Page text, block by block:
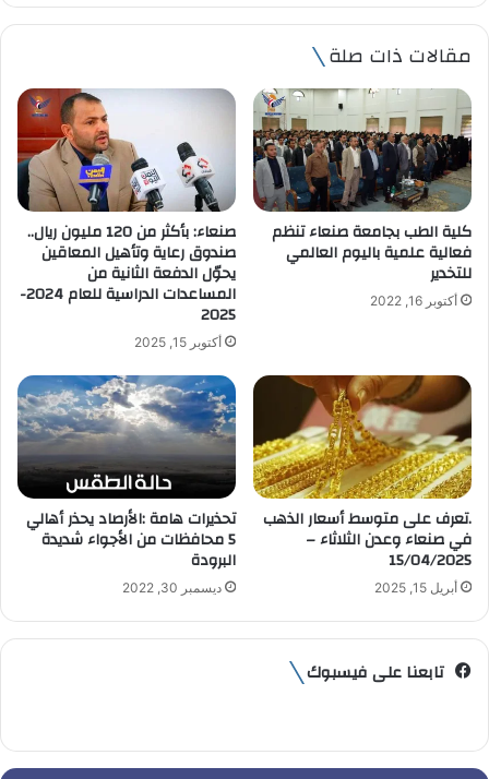
ر
د
ا
ل
إ
ل
ك
ر
و
ي
مقالات ذات صلة
كلية الطب بجامعة صنعاء تنظم
فعالية علمية باليوم العالمي
للتخدير
أكتوبر 16, 2022
صنعاء: بأكثر من 120 مليون ريال..
صندوق رعاية وتأهيل المعاقين
يحوّل الدفعة الثانية من
المساعدات الدراسية للعام 2024-
2025
أكتوبر 15, 2025
.تعرف على متوسط أسعار الذهب
في صنعاء وعدن الثلاثاء –
15/04/2025
أبريل 15, 2025
تحذيرات هامة :الأرصاد يحذر أهالي
5 محافظات من الأجواء شديدة
البرودة
ديسمبر 30, 2022
تابعنا على فيسبوك